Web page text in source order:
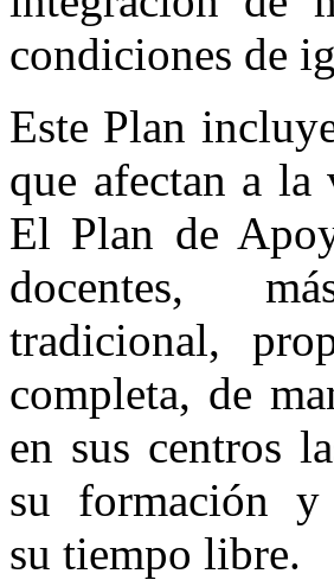
condiciones de
Este Plan
que afectan a
El Plan de
docentes,
tradicional,
completa, de
en sus centros
su formación y
su tiempo libre.